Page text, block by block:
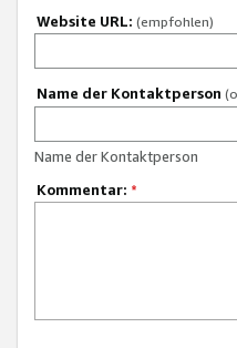
Website URL: (empfohlen)
Name der Kontaktperson
Name der Kontaktperson
Kommentar: *